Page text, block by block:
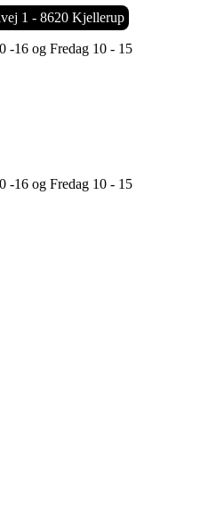
-16 og Fredag 10 - 15
-16 og Fredag 10 - 15
1 - 8620 Kjellerup